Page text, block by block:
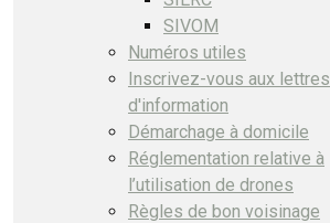
SIVOM
Numéros utiles
Inscrivez-vous aux lettres
d'information
Démarchage à domicile
Réglementation relative à
l’utilisation de drones
Règles de bon voisinage